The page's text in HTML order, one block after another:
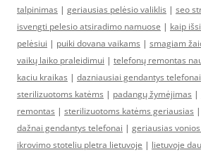
talpinimas | geriausias pelėsio valiklis | seo
isvengti pelesio atsiradimo namuose | kaip
pelėsiui | puiki dovana vaikams | smagiam
vaikų laiko praleidimui | telefonų remontas
kaciu kraikas | dazniausiai gendantys telefonai
sterilizuotoms katėms | padangų žymėjimas |
remontas | sterilizuotoms katėms geriausias |
dažnai gendantys telefonai | geriausias
ikrovimo stoteliu pletra lietuvoje | lietuvoje